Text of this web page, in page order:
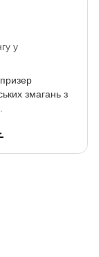
у
змагань з